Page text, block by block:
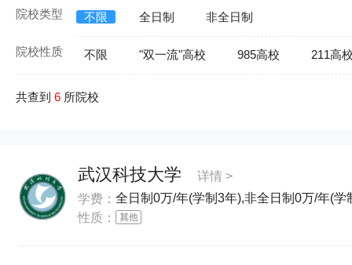
院校类型 不限 全日制 非全日制
院校性质 不限 "双一流"高校 985高校 211高
共查到 6 所院校
武汉科技大学
详情 >
学费： 全日制0万/年(学制3年),非全日制0万/年(学
性质：